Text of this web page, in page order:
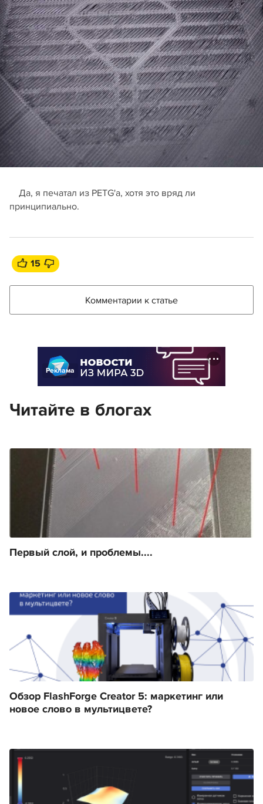
Да, я печатал из PETG'а, хотя это вряд ли
принципиально.
15
Комментарии к статье
Реклама
Читайте в блогах
Первый слой, и проблемы....
Обзор FlashForge Creator 5: маркетинг или
новое слово в мультицвете?